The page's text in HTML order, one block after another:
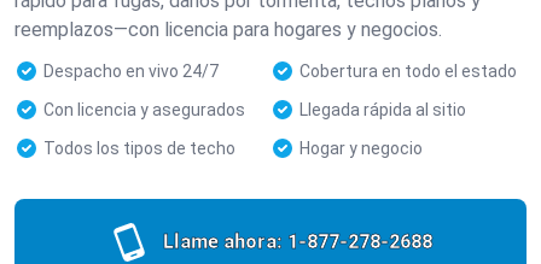
reemplazos—con licencia para hogares y negocios.
Despacho en vivo 24/7
Cobertura en todo el estado
Con licencia y asegurados
Llegada rápida al sitio
Todos los tipos de techo
Hogar y negocio
Llame ahora: 1-877-278-2688